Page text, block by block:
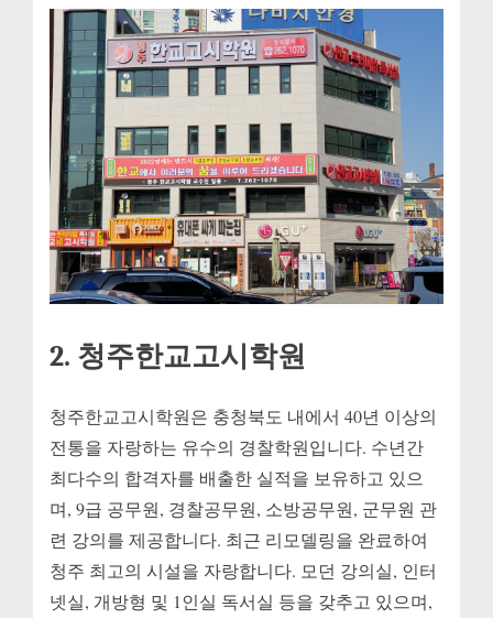
2. 청주한교고시학원
청주한교고시학원은 충청북도 내에서 40년 이상의
전통을 자랑하는 유수의 경찰학원입니다. 수년간
최다수의 합격자를 배출한 실적을 보유하고 있으
며, 9급 공무원, 경찰공무원, 소방공무원, 군무원 관
련 강의를 제공합니다. 최근 리모델링을 완료하여
청주 최고의 시설을 자랑합니다. 모던 강의실, 인터
넷실, 개방형 및 1인실 독서실 등을 갖추고 있으며,